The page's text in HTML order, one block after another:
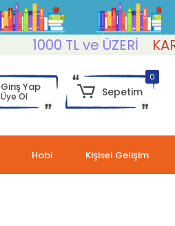
1000 TL ve ÜZERİ
Giriş Yap
Üye Ol
0
Sepetim
Hobi Kişisel Gelişim